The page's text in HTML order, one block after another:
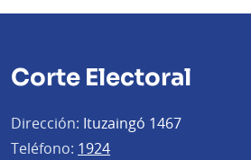
Corte Electoral
Dirección: Ituzaingó 1467
Teléfono: 1924